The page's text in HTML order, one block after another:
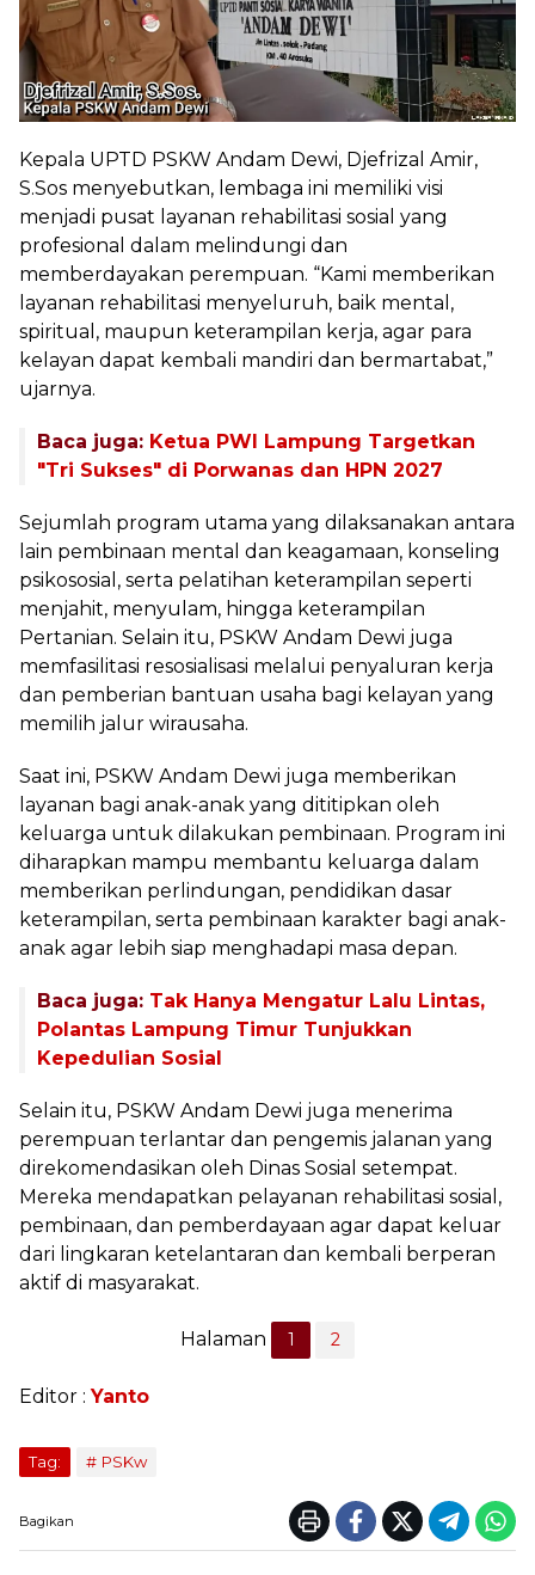
Kepala UPTD PSKW Andam Dewi, Djefrizal Amir,
S.Sos menyebutkan, lembaga ini memiliki visi
menjadi pusat layanan rehabilitasi sosial yang
profesional dalam melindungi dan
memberdayakan perempuan. “Kami memberikan
layanan rehabilitasi menyeluruh, baik mental,
spiritual, maupun keterampilan kerja, agar para
kelayan dapat kembali mandiri dan bermartabat,”
ujarnya.
Baca juga: Ketua PWI Lampung Targetkan
"Tri Sukses" di Porwanas dan HPN 2027
Sejumlah program utama yang dilaksanakan antara
lain pembinaan mental dan keagamaan, konseling
psikososial, serta pelatihan keterampilan seperti
menjahit, menyulam, hingga keterampilan
Pertanian. Selain itu, PSKW Andam Dewi juga
memfasilitasi resosialisasi melalui penyaluran kerja
dan pemberian bantuan usaha bagi kelayan yang
memilih jalur wirausaha.
Saat ini, PSKW Andam Dewi juga memberikan
layanan bagi anak-anak yang dititipkan oleh
keluarga untuk dilakukan pembinaan. Program ini
diharapkan mampu membantu keluarga dalam
memberikan perlindungan, pendidikan dasar
keterampilan, serta pembinaan karakter bagi anak-
anak agar lebih siap menghadapi masa depan.
Baca juga: Tak Hanya Mengatur Lalu Lintas,
Polantas Lampung Timur Tunjukkan
Kepedulian Sosial
Selain itu, PSKW Andam Dewi juga menerima
perempuan terlantar dan pengemis jalanan yang
direkomendasikan oleh Dinas Sosial setempat.
Mereka mendapatkan pelayanan rehabilitasi sosial,
pembinaan, dan pemberdayaan agar dapat keluar
dari lingkaran ketelantaran dan kembali berperan
aktif di masyarakat.
Halaman 1 2
Editor :Yanto
Tag: PSKw
Bagikan